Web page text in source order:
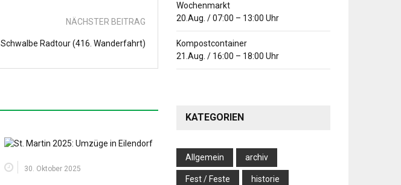
NÄCHSTER BEITRAG
Schwalbe Radtour (416. Wanderfahrt)
30. Oktober 2025
Wochenmarkt
20.Aug. /07:00 – 13:00 Uhr
Kompostcontainer
21.Aug. / 16:00 – 18:00 Uhr
KATEGORIEN
Allgemein archiv
Fest / Feste historie